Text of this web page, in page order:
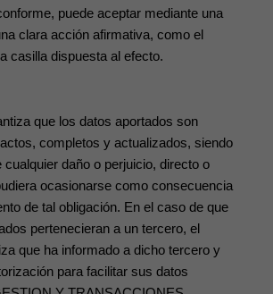
puede aceptar mediante una
clara acción afirmativa, como el
casilla dispuesta al efecto.
que los datos aportados son
completos y actualizados, siendo
cualquier daño o perjuicio, directo o
ocasionarse como consecuencia
de tal obligación. En el caso de que
pertenecieran a un tercero, el
que ha informado a dicho tercero y
para facilitar sus datos